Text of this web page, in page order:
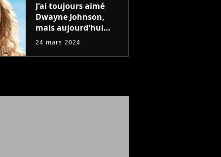
J'ai toujours aimé
Dwayne Johnson,
mais aujourd'hui
John Cena est devenu
d'être (et Ricky
24 mars 2024